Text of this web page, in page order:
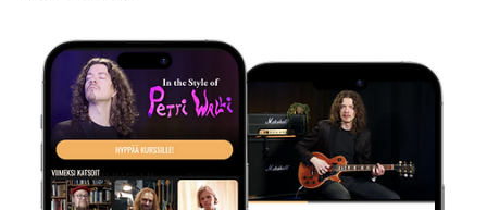
Kokeile Ilmaiseksi